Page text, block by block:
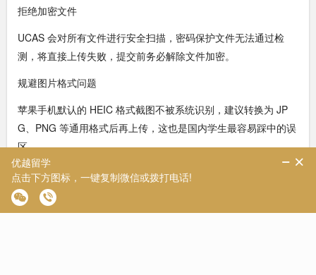
拒绝加密文件
UCAS 会对所有文件进行安全扫描，密码保护文件无法通过检
测，将直接上传失败，提交前务必解除文件加密。
规避图片格式问题
苹果手机默认的 HEIC 格式截图不被系统识别，建议转换为 JP
G、PNG 等通用格式后再上传，这也是国内学生最容易踩中的误
区。
分类上传，拒绝混包
不同材料需对应上传至指定板块，例如护照文件归入国籍板块，
成绩单归入教育板块，不要打包混合上传。同时建议统一命名格